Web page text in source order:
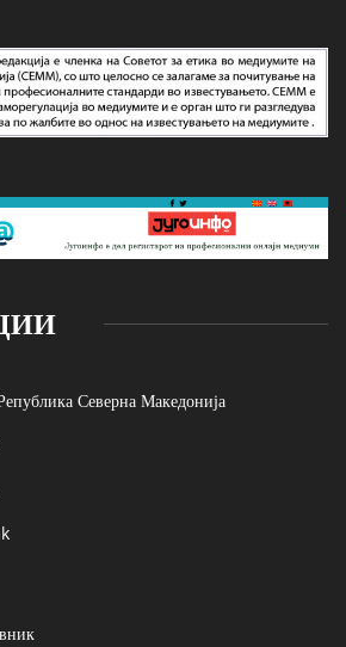
Северна Македонија